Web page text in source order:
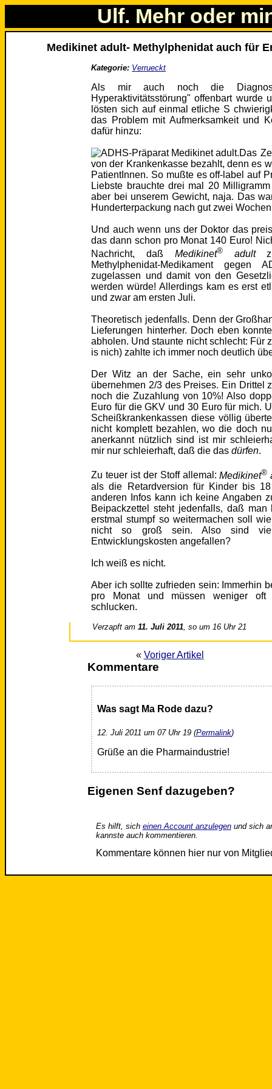
Ulf. Mehr oder
Medikinet adult- Methylphenidat auch für
Kategorie: Verrueckt
Als mir auch noch die Diagnose
Hyperaktivitätsstörung" offenbart wurde
lösten sich auf einmal etliche S
das Problem mit Aufmerksamkeit und
dafür hinzu:
Das
von der Krankenkasse bezahlt, denn es
PatientInnen. So mußte es off-label auf
Liebste brauchte drei mal 20
aber bei unserem Gewicht, naja. Das
Hunderterpackung nach gut zwei
Und auch wenn uns der Doktor das
das dann schon pro Monat 140 Euro!
Nachricht, daß Medikinet®adult
Methylphenidat-Medikament gegen
zugelassen und damit von den
werden würde! Allerdings kam es erst
und zwar am ersten Juli.
Theoretisch jedenfalls. Denn der
Lieferungen hinterher. Doch eben
abholen. Und staunte nicht schlecht: Für
is nich) zahlte ich immer noch deutlich
Der Witz an der Sache, ein sehr
übernehmen 2/3 des Preises. Ein Drittel
noch die Zuzahlung von 10%! Also
Euro für die GKV und 30 Euro für mich.
Scheißkrankenkassen diese völlig
nicht komplett bezahlen, wo die doch
anerkannt nützlich sind ist mir
mir nur schleierhaft, daß die dasdürfen.
Zu teuer ist der Stoff allemal:Medikinet®
als die Retardversion für Kinder bis
anderen Infos kann ich keine Angaben
Beipackzettel steht jedenfalls, daß
erstmal stumpf so weitermachen soll
nicht so groß sein. Also sind
Entwicklungskosten angefallen?
Ich weiß es nicht.
Aber ich sollte zufrieden sein: Immerhin
pro Monat und müssen weniger oft
schlucken.
Verzapft am11. Juli 2011 , so um 16 Uhr 21
« Voriger Artikel
Kommentare
Was sagt Ma Rode dazu?
12. Juli 2011 um 07 Uhr 19 (Permalink)
Grüße an die Pharmaindustrie!
Eigenen Senf dazugeben?
Es hilft, sich einen Account anzulegenund sich
kannste auch kommentieren.
Kommentare können hier nur von